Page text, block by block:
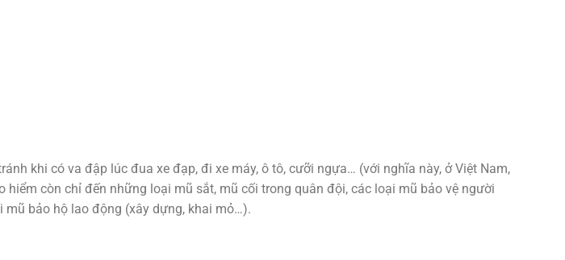
khi có va đập lúc đua xe đạp, đi xe máy, ô tô, cưỡi ngựa… (với nghĩa này, ở Việt Nam,
còn chỉ đến những loại mũ sắt, mũ cối trong quân đội, các loại mũ bảo vệ người
mũ bảo hộ lao động (xây dựng, khai mỏ…).